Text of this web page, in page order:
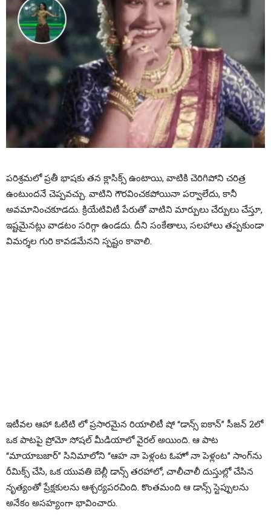
పరిశ్రమలో ప్రతీ భాషకు తన క్లాసిక్స్ ఉంటాయి, వాటికి చెరిగిపోని చరిత్ర
ఉంటుందనే చెప్పవచ్చు. వాటిని గౌరవించకపోయినా పర్వాలేదు, కానీ
అవమానించకూడదు. క్రియేటివిటీ పేరుతో వాటిని మార్పులు చేర్పులు చేస్తూ,
ఇష్టమైనట్లు వాడటం సరిగ్గా ఉండదు. దీని సంకేతాలు, సలహాలు తప్పకుండా
విమర్శల గురి కావడమేనని స్పష్టం కావాలి.
ఇటీవల ఆహా ఓటిటి లో ప్రసారమైన రియాలిటీ షో “డాన్స్ ఐకాన్” సీజన్ 2లో
ఒక పాటపై ప్రోమో సోషల్ మీడియాలో వైరల్ అయింది. ఆ పాట
“మాయాబజార్” సినిమాలోని “ఆహ నా పెళ్లంట ఓహో నా పెళ్లంట” సాంగ్‌ను
రీమిక్స్ చేసి, ఒక యువతి బెల్లీ డాన్స్ తరహాలో, చాలీచాలీ దుస్తుల్లో చేసిన
నృత్యంతో ప్రేక్షకులను ఆశ్చర్యపరచింది. కొంతమంది ఆ డాన్స్ స్టెప్పులను
అనేకం అసహ్యంగా భావించారు.